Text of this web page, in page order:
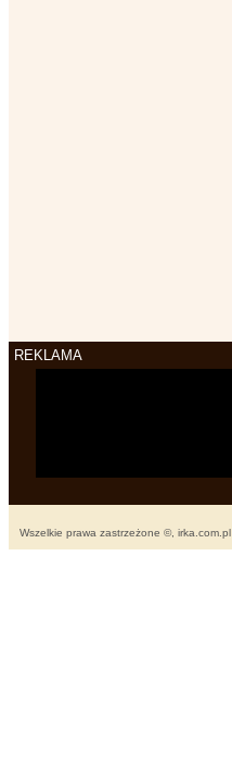
REKLAMA
Wszelkie prawa zastrzeżone ©, irka.com.pl